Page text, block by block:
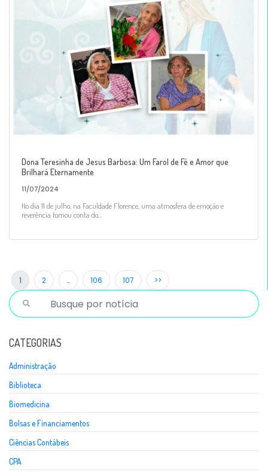
Dona Teresinha de Jesus Barbosa: Um Farol de Fé e Amor que
Brilhará Eternamente
11/07/2024
No dia 11 de julho, na Faculdade Florence, uma atmosfera de emoção e
reverência tomou conta do...
1 2 … 106 107 >>
CATEGORIAS
Administração
Biblioteca
Biomedicina
Bolsas e Financiamentos
Ciências Contábeis
CPA